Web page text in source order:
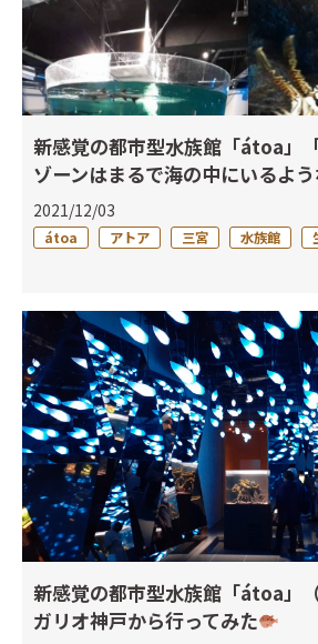
新感覚の都市型水族館「átoa」
ゾーンはまるで海の中にいるよ
2021/12/03
átoa アトア 三宮 水族館
新感覚の都市型水族館「átoa」
ガリオ神戸から行ってみた